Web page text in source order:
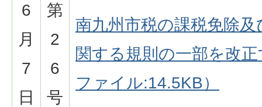
6
月
7
日
第
2
6
号
南九州市税の課税免除
関する規則の一部を改
ファイル:14.5KB）